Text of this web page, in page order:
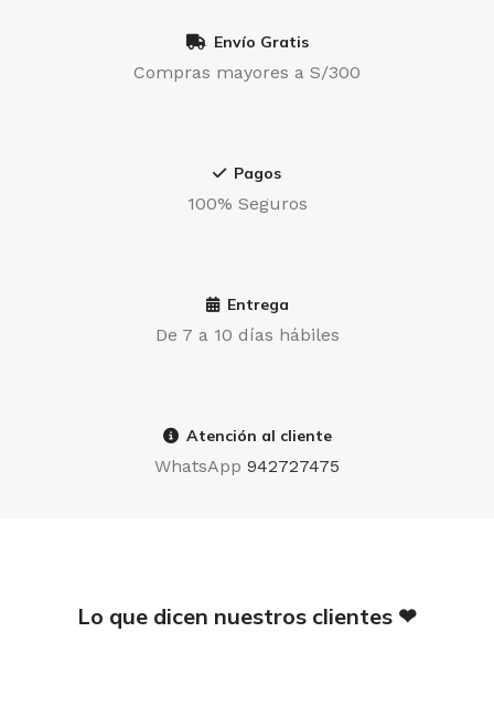
Envío Gratis
Compras mayores a S/300
Pagos
100% Seguros
Entrega
De 7 a 10 días hábiles
Atención al cliente
WhatsApp 942727475
Lo que dicen nuestros clientes ❤